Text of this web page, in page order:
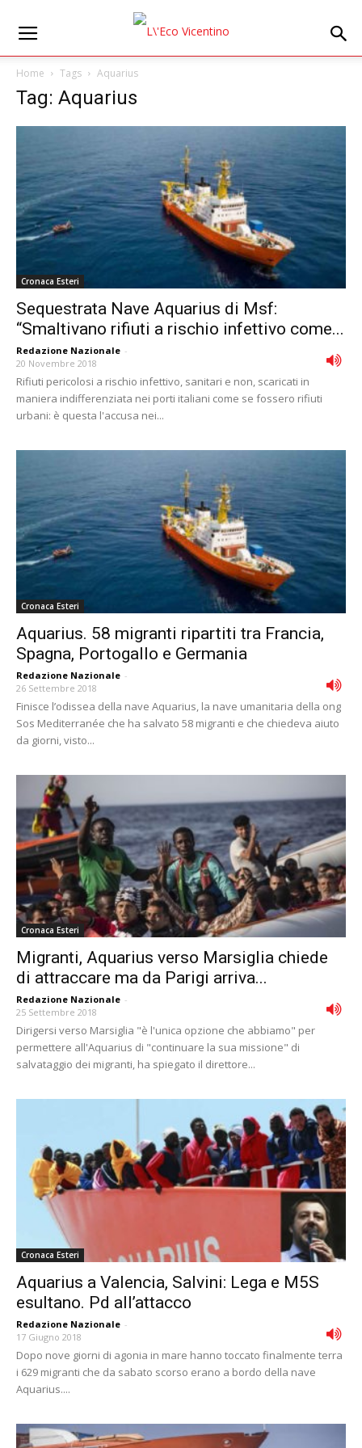
Home Tags Aquarius
Tag: Aquarius
Cronaca Esteri
Sequestrata Nave Aquarius di Msf:
“Smaltivano rifiuti a rischio infettivo come...
Redazione Nazionale -
20 Novembre 2018
Rifiuti pericolosi a rischio infettivo, sanitari e non, scaricati in
maniera indifferenziata nei porti italiani come se fossero rifiuti
urbani: è questa l'accusa nei...
Cronaca Esteri
Aquarius. 58 migranti ripartiti tra Francia,
Spagna, Portogallo e Germania
Redazione Nazionale -
26 Settembre 2018
Finisce l’odissea della nave Aquarius, la nave umanitaria della ong
Sos Mediterranée che ha salvato 58 migranti e che chiedeva aiuto
da giorni, visto...
Cronaca Esteri
Migranti, Aquarius verso Marsiglia chiede
di attraccare ma da Parigi arriva...
Redazione Nazionale -
25 Settembre 2018
Dirigersi verso Marsiglia "è l'unica opzione che abbiamo" per
permettere all'Aquarius di "continuare la sua missione" di
salvataggio dei migranti, ha spiegato il direttore...
Cronaca Esteri
Aquarius a Valencia, Salvini: Lega e M5S
esultano. Pd all’attacco
Redazione Nazionale -
17 Giugno 2018
Dopo nove giorni di agonia in mare hanno toccato finalmente terra
i 629 migranti che da sabato scorso erano a bordo della nave
Aquarius....